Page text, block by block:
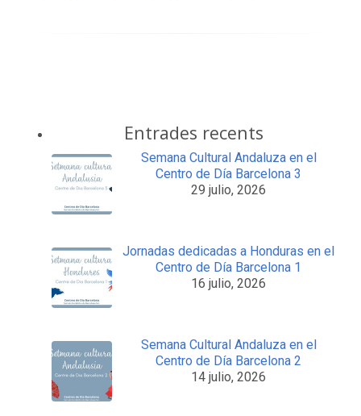
Entrades recents
Semana Cultural Andaluza en el
Centro de Día Barcelona 3
29 julio, 2026
Jornadas dedicadas a Honduras en el
Centro de Día Barcelona 1
16 julio, 2026
Semana Cultural Andaluza en el
Centro de Día Barcelona 2
14 julio, 2026